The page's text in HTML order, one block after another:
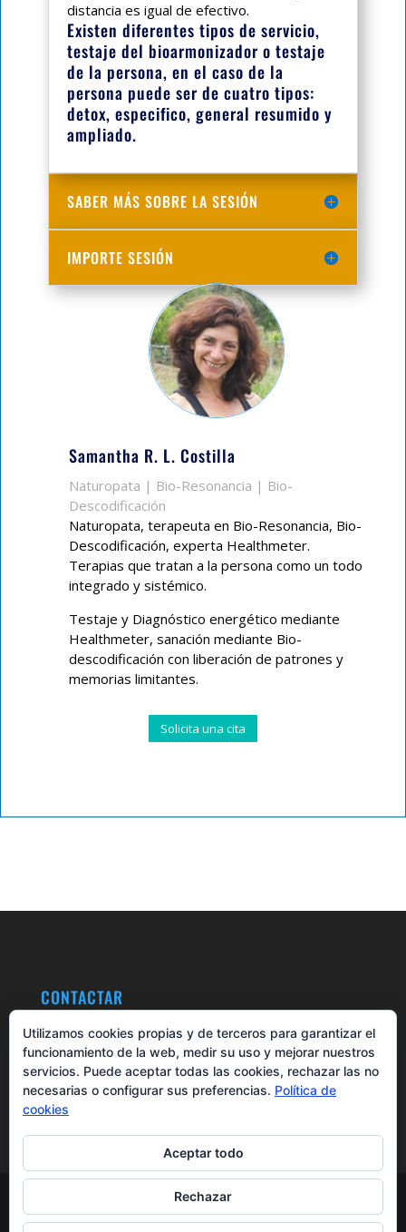
distancia es igual de efectivo.
Existen diferentes tipos de servicio,
testaje del bioarmonizador o testaje
de la persona, en el caso de la
persona puede ser de cuatro tipos:
detox, especifico, general resumido y
ampliado.
SABER MÁS SOBRE LA SESIÓN
IMPORTE SESIÓN
Samantha R. L. Costilla
Naturopata | Bio-Resonancia | Bio-
Descodificación
Naturopata, terapeuta en Bio-Resonancia, Bio-
Descodificación, experta Healthmeter.
Terapias que tratan a la persona como un todo
integrado y sistémico.
Testaje y Diagnóstico energético mediante
Healthmeter, sanación mediante Bio-
descodificación con liberación de patrones y
memorias limitantes.
Solicita una cita
CONTACTAR
LAFUENTE MUNDONATURA
A Carreira, 9 – LUNEDA – 36887 A CAÑIZA
+34 608 23 23 10 | +34 986 65 50 60
lafuente@mundonatura.org
© LaFuente Mundonatura Salud Integral y
Bienestar. Wellness & Health House en Galicia |
Utilizamos cookies propias y de terceros para garantizar el
funcionamiento de la web, medir su uso y mejorar nuestros
servicios. Puede aceptar todas las cookies, rechazar las no
necesarias o configurar sus preferencias. Política de
cookies
Aceptar todo
Rechazar